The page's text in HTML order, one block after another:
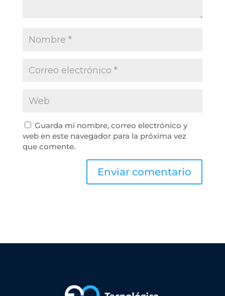
Guarda mi nombre, correo electrónico y
web en este navegador para la próxima vez
que comente.